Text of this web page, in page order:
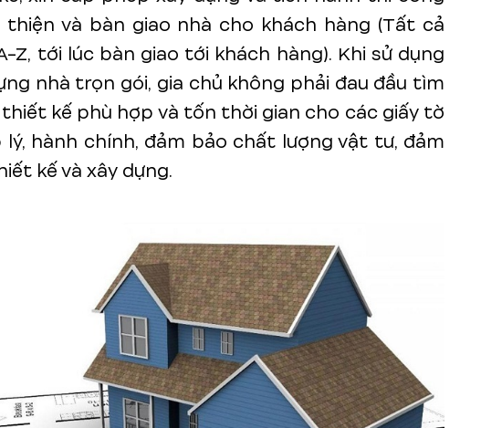
thiện và bàn giao nhà cho khách hàng (Tất cả
Z, tới lúc bàn giao tới khách hàng). Khi sử dụng
nhà trọn gói, gia chủ không phải đau đầu tìm
kế phù hợp và tốn thời gian cho các giấy tờ
hành chính, đảm bảo chất lượng vật tư, đảm
kế và xây dựng.